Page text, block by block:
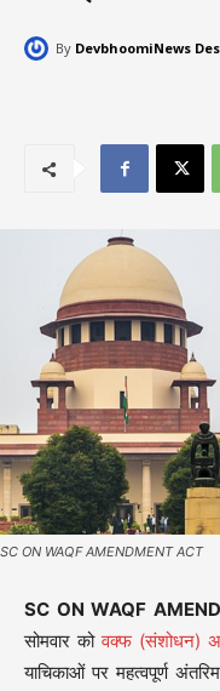
By DevbhoomiNews
SC ON WAQF AMENDMENT ACT
SC ON WAQF
सोमवार कोवक्फ (संशोधन)
याचिकाओं पर महत्वपूर्ण